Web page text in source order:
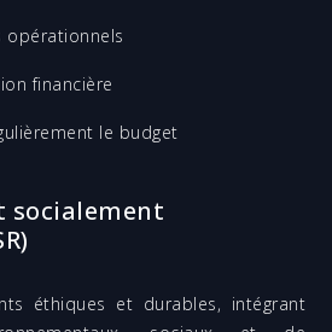
opérationnels
financière
le budget
socialement
éthiques et durables, intégrant